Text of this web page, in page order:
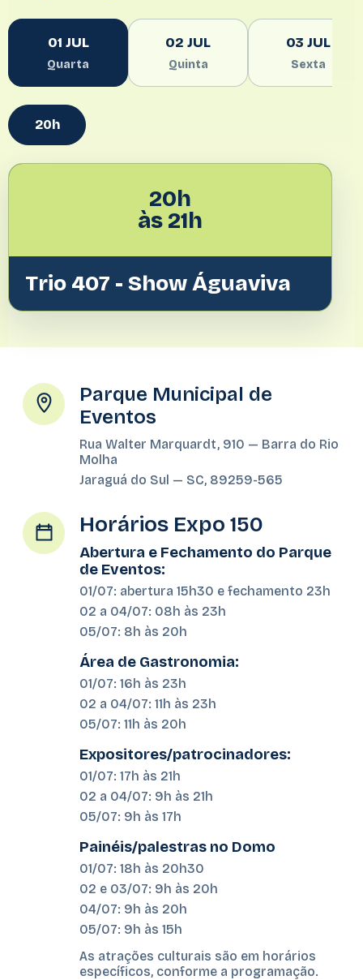
01 JUL
Quarta
02 JUL
Quinta
03 JUL
Sexta
20h
20h
às 21h
Trio 407 - Show Águaviva
Parque Municipal de
Eventos
Rua Walter Marquardt, 910 — Barra do Rio
Molha
Jaraguá do Sul — SC, 89259-565
Horários Expo 150
Abertura e Fechamento do Parque
de Eventos:
01/07: abertura 15h30 e fechamento 23h
02 a 04/07: 08h às 23h
05/07: 8h às 20h
Área de Gastronomia:
01/07: 16h às 23h
02 a 04/07: 11h às 23h
05/07: 11h às 20h
Expositores/patrocinadores:
01/07: 17h às 21h
02 a 04/07: 9h às 21h
05/07: 9h às 17h
Painéis/palestras no Domo
01/07: 18h às 20h30
02 e 03/07: 9h às 20h
04/07: 9h às 20h
05/07: 9h às 15h
As atrações culturais são em horários
específicos, conforme a programação.